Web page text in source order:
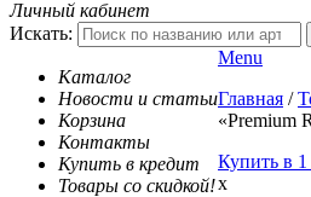
Личный кабинет
Искать:
Каталог
Новости и статьи
Корзина
Контакты
Купить в кредит
Товары со скидкой!
Menu
Главная /
«Premium
Купить в
x